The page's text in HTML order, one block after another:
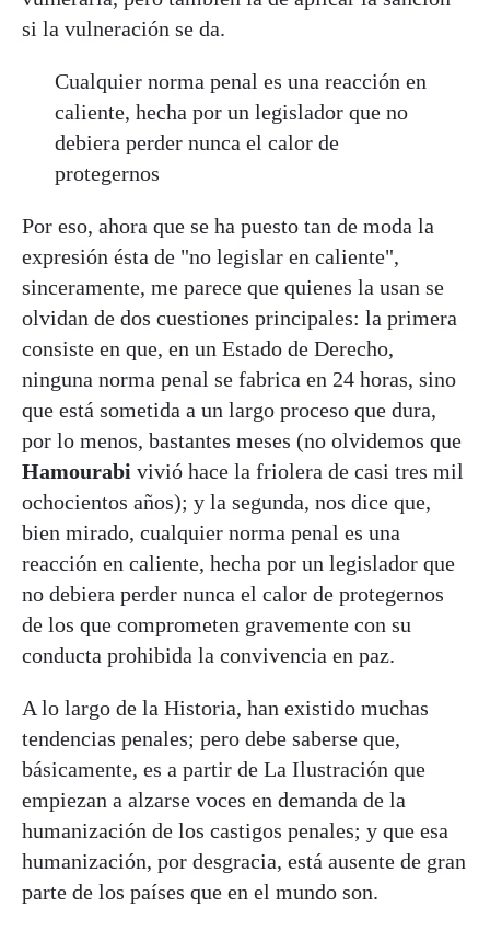
si la vulneración se da.
Cualquier norma penal es una reacción en
caliente, hecha por un legislador que no
debiera perder nunca el calor de
protegernos
Por eso, ahora que se ha puesto tan de moda la
expresión ésta de "no legislar en caliente",
sinceramente, me parece que quienes la usan se
olvidan de dos cuestiones principales: la primera
consiste en que, en un Estado de Derecho,
ninguna norma penal se fabrica en 24 horas, sino
que está sometida a un largo proceso que dura,
por lo menos, bastantes meses (no olvidemos que
Hamourabi vivió hace la friolera de casi tres mil
ochocientos años); y la segunda, nos dice que,
bien mirado, cualquier norma penal es una
reacción en caliente, hecha por un legislador que
no debiera perder nunca el calor de protegernos
de los que comprometen gravemente con su
conducta prohibida la convivencia en paz.
A lo largo de la Historia, han existido muchas
tendencias penales; pero debe saberse que,
básicamente, es a partir de La Ilustración que
empiezan a alzarse voces en demanda de la
humanización de los castigos penales; y que esa
humanización, por desgracia, está ausente de gran
parte de los países que en el mundo son.